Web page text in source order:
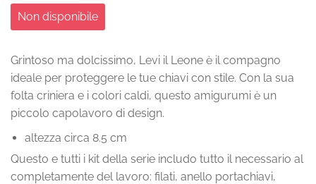
Non disponibile
Grintoso ma dolcissimo, Levi il Leone è il compagno
ideale per proteggere le tue chiavi con stile. Con la sua
folta criniera e i colori caldi, questo amigurumi è un
piccolo capolavoro di design.
altezza circa 8.5 cm
Questo e tutti i kit della serie includo tutto il necessario al
completamente del lavoro: filati, anello portachiavi,